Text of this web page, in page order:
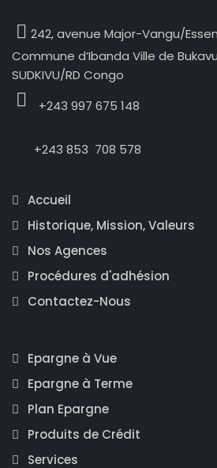
242, avenue Major-Vangu/
Commune d’Ibanda Ville de
SUDKIVU/RD Congo
+243 997 675 148
+243 853 708 578
Accueil
Historique, Mission, Valeurs
Nos Agences
Procédures d'adhésion
Contactez-Nous
Epargne à Vue
Epargne à Terme
Plan Epargne
Produits de Crédit
Services